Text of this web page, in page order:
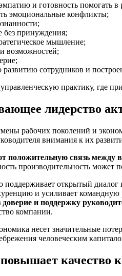
и готовность помогать
эмоциональные конфликты;
без принуждения;
мышление;
возможностей;
сотрудников и
практику, где
лидерство
рабочих поколений и
внимания к их
положительную связь между
производительность может
открытый диалог
и усиливает командную
доверие и поддержку
компании.
несет значительные
человеческим
качество